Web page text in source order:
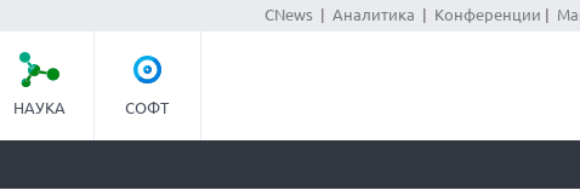
CNews| Аналитика Конференции
НАУКА СОФТ